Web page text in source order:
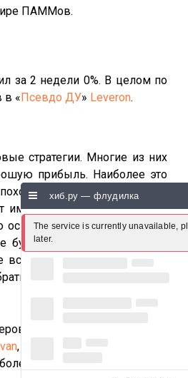
ПАММов.
за 2 недели 0%. В целом по
в «Псевдо ДУ» Leveron.
стратегии. Многие из них
прибыль. Наиболее это
стратегиями можно
иметь в виду, что подобные
основным валютным парам.
заметно меняться на
перестанут приносить
трейдер, который может
и скальперов. Одним из
, открывший не так давно
$60000, т.е. репутация в
хиб.ру — флудилка
The service is currently unavailable,
later.